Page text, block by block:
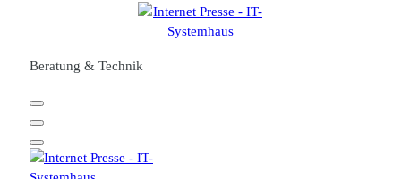
Beratung & Technik